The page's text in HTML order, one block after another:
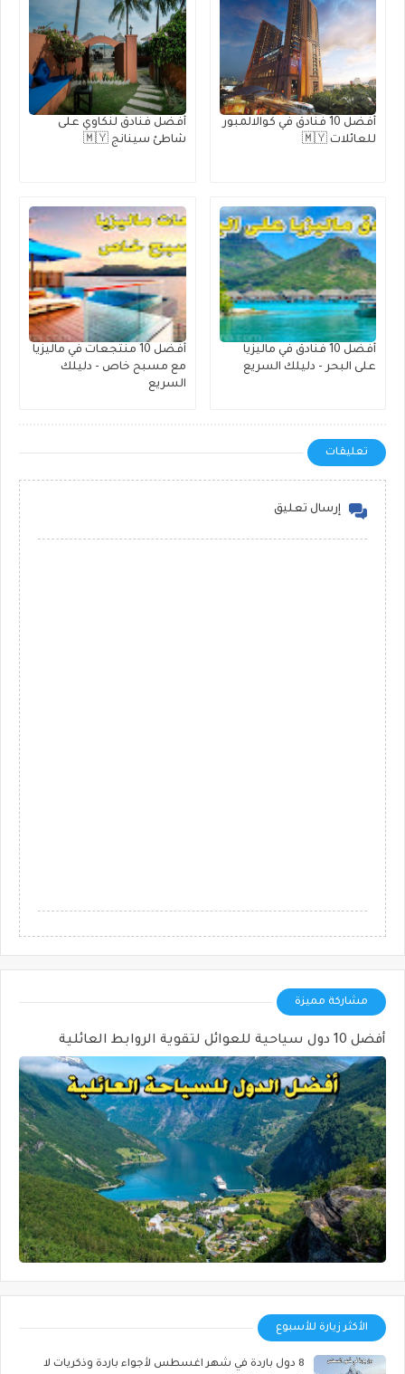
أفضل 10 فنادق في كوالالمبور
للعائلات 🇲🇾
أفضل فنادق لنكاوي على
شاطئ سينانج 🇲🇾
أفضل 10 فنادق في ماليزيا
على البحر - دليلك السريع
أفضل 10 منتجعات في ماليزيا
مع مسبح خاص - دليلك
السريع
تعليقات
إرسال تعليق
مشاركة مميزة
أفضل 10 دول سياحية للعوائل لتقوية الروابط العائلية
الأكثر زيارة للأسبوع
8 دول باردة في شهر اغسطس لأجواء باردة وذكريات لا